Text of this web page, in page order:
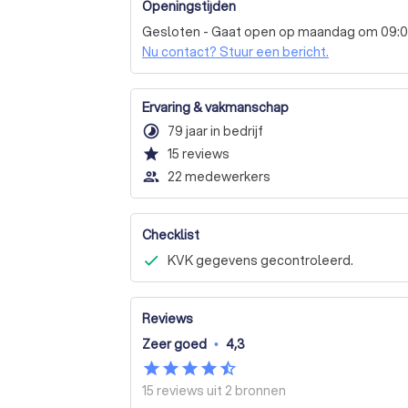
We kijken ernaar uit om je te helpen.
Letsel of gezondheid
Samenlevingscontract
Samenwonend
Openingstijden
Gesloten - Gaat open op maandag om
Nu contact? Stuur een bericht.
Ervaring & vakmanschap
timelapse 79 jaar in bedrijf
star 15 reviews
people_outline 22 medewerkers
Checklist
KVK gegevens gecontroleerd.
Reviews
Zeer goed • 4,3
15 reviews uit 2 bronnen